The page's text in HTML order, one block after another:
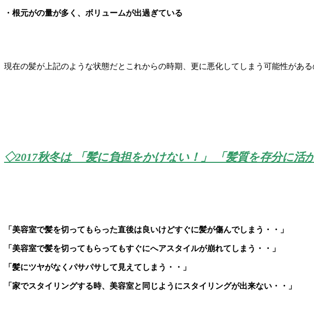
・根元がの量が多く、ボリュームが出過ぎている
現在の髪が上記のような状態だとこれからの時期、更に悪化してしまう可能性があ
◇2017秋冬は 「髪に負担をかけない！」 「髪質を存分に活
「美容室で髪を切ってもらった直後は良いけどすぐに髪が傷んでしまう・・」
「美容室で髪を切ってもらってもすぐにへアスタイルが崩れてしまう・・」
「髪にツヤがなくパサパサして見えてしまう・・」
「家でスタイリングする時、美容室と同じようにスタイリングが出来ない・・」